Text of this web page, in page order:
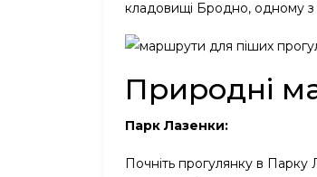
кладовищі Бродно, одному з
Природні
Парк Лазенки:
Почніть прогулянку в